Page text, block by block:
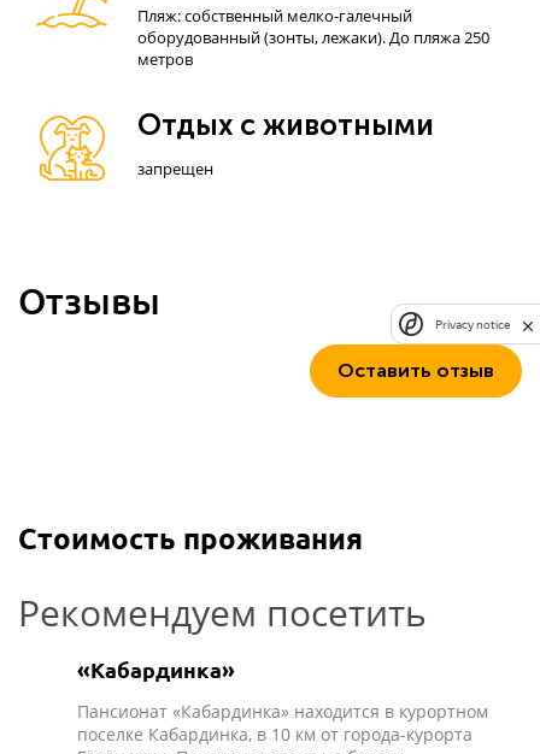
Пляж: собственный мелко-галечный
оборудованный (зонты, лежаки). До пляжа 250
метров
Отдых с животными
запрещен
Отзывы
Оставить отзыв
Стоимость проживания
Рекомендуем посетить
«Кабардинка»
Пансионат «Кабардинка» находится в курортном
поселке Кабардинка, в 10 км от города-курорта
Privacy notice